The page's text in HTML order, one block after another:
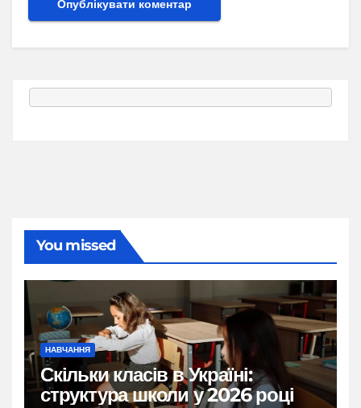
You missed
НАВЧАННЯ
Скільки класів в Україні:
структура школи у 2026 році